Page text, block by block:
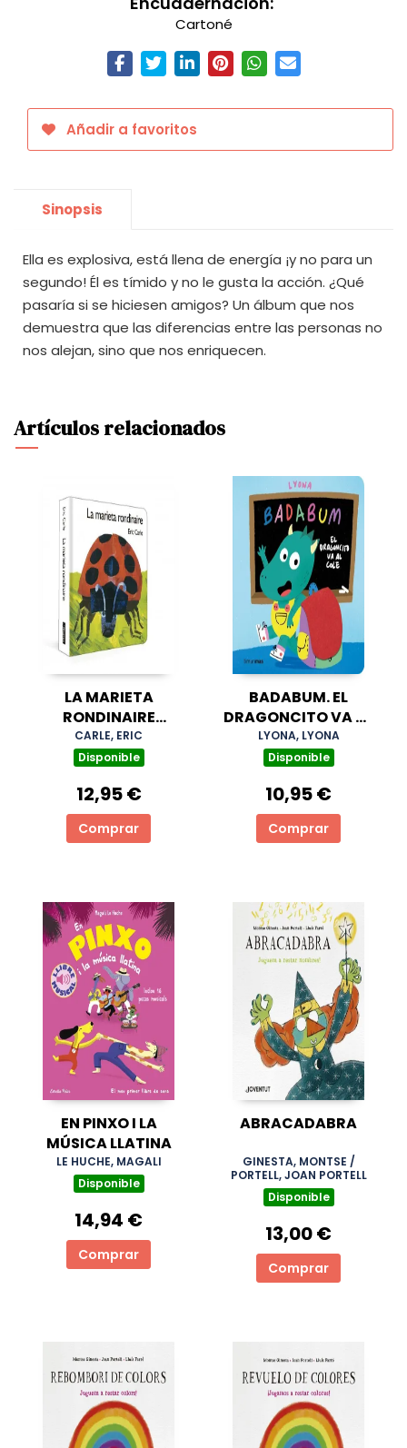
Cartoné
Añadir a favoritos
Sinopsis
Ella es explosiva, está llena de energía ¡y no para un
segundo! Él es tímido y no le gusta la acción. ¿Qué
pasaría si se hiciesen amigos? Un álbum que nos
demuestra que las diferencias entre las personas no
nos alejan, sino que nos enriquecen.
Artículos relacionados
LA MARIETA
RONDINAIRE
(COL·LECCIÓ ERIC
CARLE)
CARLE, ERIC
Disponible
12,95 €
Comprar
BADABUM. EL
DRAGONCITO VA AL
COLE
LYONA, LYONA
Disponible
10,95 €
Comprar
EN PINXO I LA
MÚSICA LLATINA
LE HUCHE, MAGALI
Disponible
14,94 €
Comprar
ABRACADABRA
GINESTA, MONTSE /
PORTELL, JOAN PORTELL
Disponible
13,00 €
Comprar